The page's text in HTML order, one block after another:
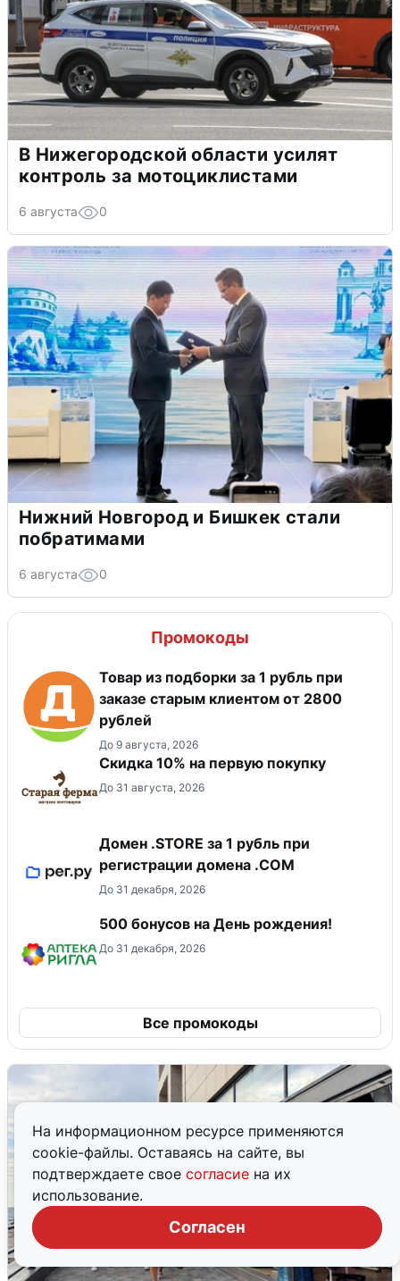
На информационном ресурсе применяются
cookie-файлы. Оставаясь на сайте, вы
подтверждаете свое согласие на их
использование.
Согласен
В Нижегородской области усилят
контроль за мотоциклистами
6 августа 0
Нижний Новгород и Бишкек стали
побратимами
6 августа 0
Промокоды
Товар из подборки за 1 рубль при
заказе старым клиентом от 2800
рублей
До 9 августа, 2026
Скидка​ 10% на первую покупку
До 31 августа, 2026
Домен .STORE за 1 рубль при
регистрации домена .COM
До 31 декабря, 2026
500 бонусов на День рождения!
До 31 декабря, 2026
Все промокоды